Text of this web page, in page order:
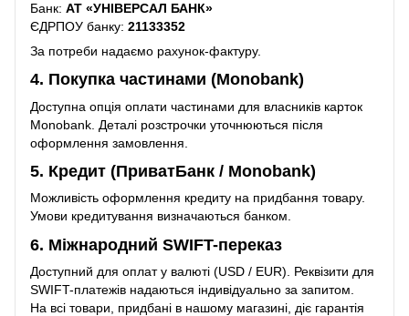
Банк: АТ «УНІВЕРСАЛ БАНК»
ЄДРПОУ банку: 21133352
За потреби надаємо рахунок-фактуру.
4. Покупка частинами (Monobank)
Доступна опція оплати частинами для власників карток
Monobank. Деталі розстрочки уточнюються після
оформлення замовлення.
5. Кредит (ПриватБанк / Monobank)
Можливість оформлення кредиту на придбання товару.
Умови кредитування визначаються банком.
6. Міжнародний SWIFT-переказ
Доступний для оплат у валюті (USD / EUR). Реквізити для
SWIFT-платежів надаються індивідуально за запитом.
На всі товари, придбані в нашому магазині, діє гарантія